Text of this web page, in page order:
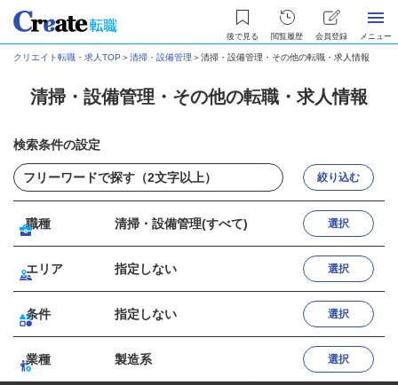
後で見る 閲覧履歴 会員登録 メニュー
クリエイト転職・求人TOP ＞清掃・設備管理 ＞清掃・設備管理・その他の転職・求人情報
清掃・設備管理・その他の転職・求人情報
検索条件の設定
絞り込む
職種 清掃・設備管理(すべて) 選択
エリア 指定しない 選択
条件 指定しない 選択
業種 製造系 選択